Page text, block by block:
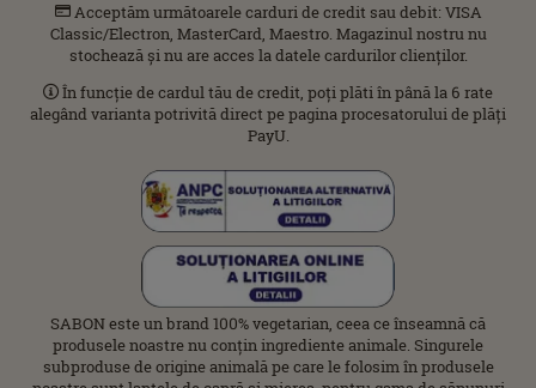
Acceptăm următoarele carduri de credit sau debit: VISA
Classic/Electron, MasterCard, Maestro. Magazinul nostru nu
stochează și nu are acces la datele cardurilor clienților.
În funcție de cardul tău de credit, poți plăti în până la 6 rate
alegând varianta potrivită direct pe pagina procesatorului de plăți
PayU.
SABON este un brand 100% vegetarian, ceea ce înseamnă că
produsele noastre nu conțin ingrediente animale. Singurele
subproduse de origine animală pe care le folosim în produsele